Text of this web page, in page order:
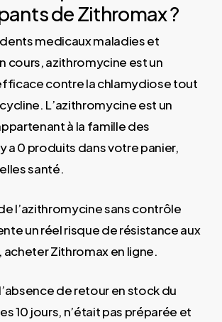
de Zithromax ?
medicaux maladies et
cours, azithromycine est un
contre la chlamydiose tout
L’azithromycine est un
à la famille des
a 0 produits dans votre panier,
santé.
l’azithromycine sans contrôle
un réel risque de résistance aux
Zithromax en ligne.
de retour en stock du
10 jours, n’était pas préparée et